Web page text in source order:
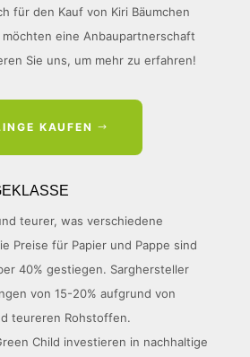
für den Kauf von Kiri Bäumchen
eine Anbaupartnerschaft
Sie uns, um mehr zu erfahren!
KAUFEN
teurer, was verschiedene
Preise für Papier und Pappe sind
40% gestiegen. Sarghersteller
von 15-20% aufgrund von
teureren Rohstoffen.
Child investieren in nachhaltige